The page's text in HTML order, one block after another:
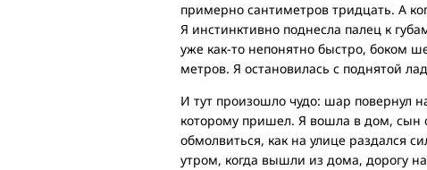
примерно сантиметров тридцать. А
Я инстинктивно поднесла палец к
уже как-то непонятно быстро, боком
метров. Я остановилась с поднятой
И тут произошло чудо: шар повернул
которому пришел. Я вошла в дом, сын
обмолвиться, как на улице раздался
утром, когда вышли из дома, дорогу